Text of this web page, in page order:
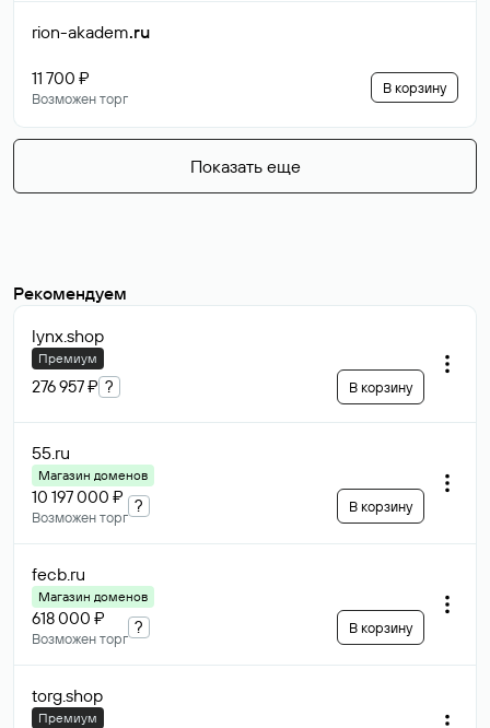
rion-akadem.ru
11 700 ₽
Возможен торг
В корзину
Показать еще
Рекомендуем
lynx.shop
Премиум
276 957 ₽ ? В корзину
55.ru
Магазин доменов
10 197 000 ₽
Возможен торг
? В корзину
fecb.ru
Магазин доменов
618 000 ₽
Возможен торг
? В корзину
torg.shop
Премиум